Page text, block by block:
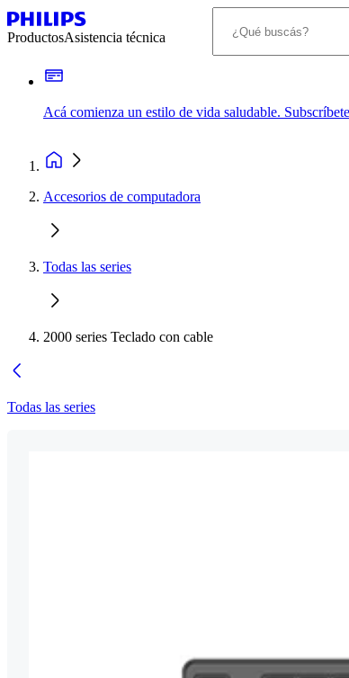
ProductosAsistencia técnica
Acá comienza un estilo de vida saludable.
Accesorios de computadora
Todas las series
2000 series Teclado con cable
Todas las series